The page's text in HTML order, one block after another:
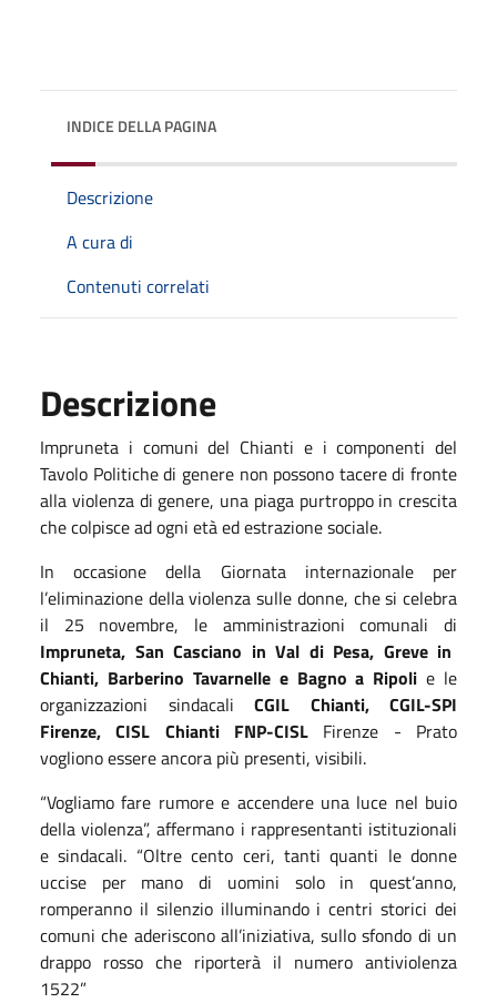
INDICE DELLA PAGINA
Descrizione
A cura di
Contenuti correlati
Descrizione
Impruneta i comuni del Chianti e i componenti del
Tavolo Politiche di genere non possono tacere di fronte
alla violenza di genere, una piaga purtroppo in crescita
che colpisce ad ogni età ed estrazione sociale.
In occasione della Giornata internazionale per
l’eliminazione della violenza sulle donne, che si celebra
il 25 novembre, le amministrazioni comunali di
Impruneta, San Casciano in Val di Pesa, Greve in
Chianti, Barberino Tavarnelle e Bagno a Ripolie le
organizzazioni sindacali CGIL Chianti, CGIL-SPI
Firenze, CISL Chianti FNP-CISL Firenze - Prato
vogliono essere ancora più presenti, visibili.
“Vogliamo fare rumore e accendere una luce nel buio
della violenza”, affermano i rappresentanti istituzionali
e sindacali. “Oltre cento ceri, tanti quanti le donne
uccise per mano di uomini solo in quest’anno,
romperanno il silenzio illuminando i centri storici dei
comuni che aderiscono all’iniziativa, sullo sfondo di un
drappo rosso che riporterà il numero antiviolenza
1522”